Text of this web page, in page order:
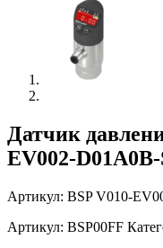
Датчик
EV002-D01A0B-
Артикул: BSP V010-
Артикул: BSP00FF